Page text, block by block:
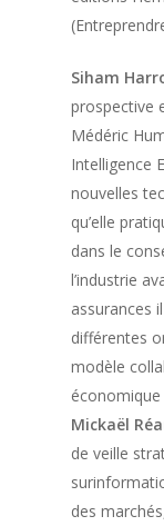
Siham
prospective
Médéric
Intelligence
nouvelles
qu’elle
dans le
l’industrie
assurances
différentes
modèle
économique
Mickaël
de veille
des